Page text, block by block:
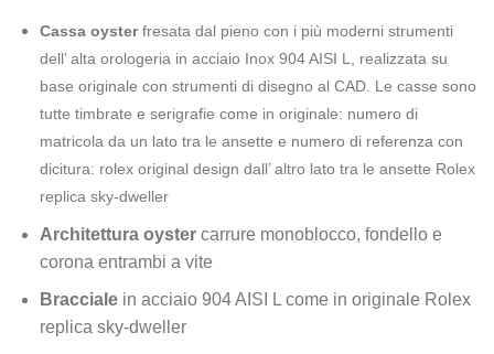
Cassa oysterfresata dal pieno con i più moderni strumenti
dell’ alta orologeria in acciaio Inox 904 AISI L, realizzata su
base originale con strumenti di disegno al CAD. Le casse sono
tutte timbrate e serigrafie come in originale: numero di
matricola da un lato tra le ansette e numero di referenza con
dicitura: rolex original design dall’ altro lato tra le ansette Rolex
replica sky-dweller
Architettura oyster carrure monoblocco, fondello e
corona entrambi a vite
Braccialein acciaio 904 AISI L come in originale Rolex
replica sky-dweller